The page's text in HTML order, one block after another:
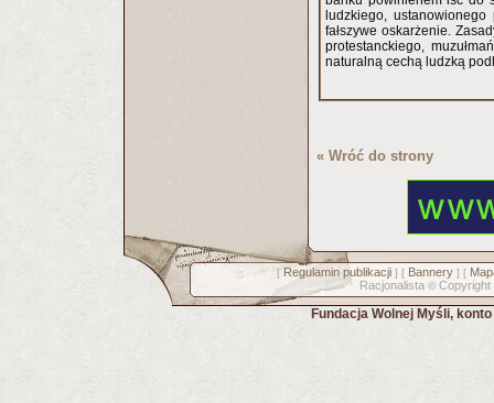
ludzkiego,
fałszywe oskarżenie.
protestanckiego,
naturalną cechą ludzką
« Wróć do strony
[ Regulamin publikacji] [ Bannery] [
Racjonalista © Copyright
Fundacja Wolnej Myśli,